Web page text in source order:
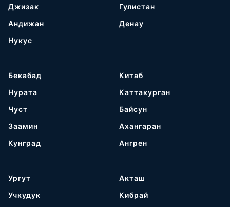
Джизак
Андижан
Нукус
Гулистан
Денау
Бекабад
Нурата
Чуст
Заамин
Кунград
Китаб
Каттакурган
Байсун
Ахангаран
Ангрен
Ургут
Учкудук
Акташ
Кибрай